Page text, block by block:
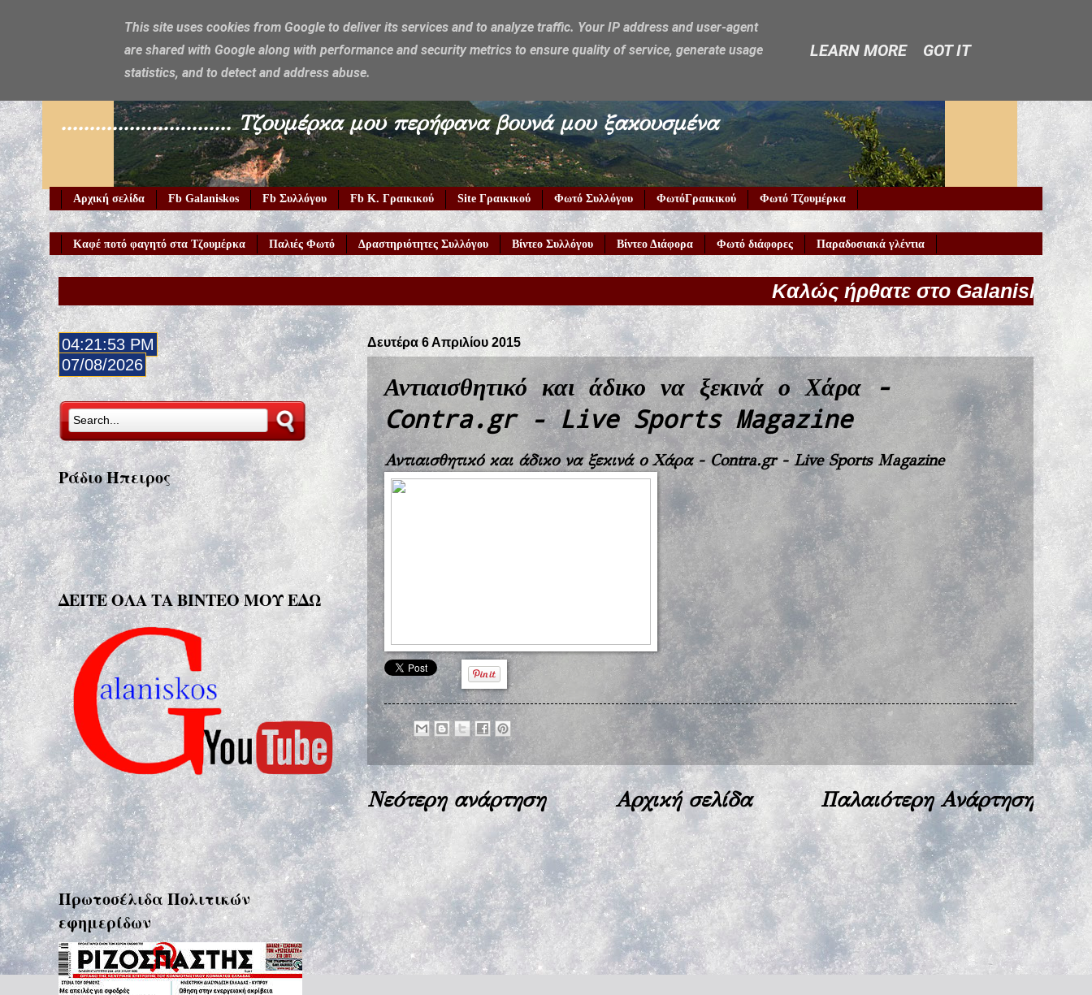
Galaniskos
.............................. Τζουμέρκα μου περήφανα βουνά μου ξακουσμένα
Αρχική σελίδα Fb Galaniskos Fb Συλλόγου Fb Κ. Γραικικού Site Γραικικού Φωτό Συλλόγου ΦωτόΓραικικού Φωτό Τζουμέρκα
Καφέ ποτό φαγητό στα Τζουμέρκα Παλιές Φωτό Δραστηριότητες Συλλόγου Βίντεο Συλλόγου Βίντεο Διάφορα Φωτό διάφορες Παραδοσιακά γλέντια
Καλώς ήρθατε στο Galaniskos.gr!
Δευτέρα 6 Απριλίου 2015
Αντιαισθητικό και άδικο να ξεκινά ο Χάρα -
Contra.gr - Live Sports Magazine
Αντιαισθητικό και άδικο να ξεκινά ο Χάρα - Contra.gr - Live Sports Magazine
Νεότερη ανάρτηση Παλαιότερη Ανάρτηση
Αρχική σελίδα
04:21:54 PM
07/08/2026
Ράδιο Ήπειρος
ΔΕΙΤΕ ΟΛΑ ΤΑ ΒΙΝΤΕΟ ΜΟΥ ΕΔΩ
Πρωτοσέλιδα Πολιτικών
εφημερίδων
This site uses cookies from Google to deliver its services and to analyze traffic. Your IP address and user-agent
are shared with Google along with performance and security metrics to ensure quality of service, generate usage
statistics, and to detect and address abuse.
LEARN MORE GOT IT